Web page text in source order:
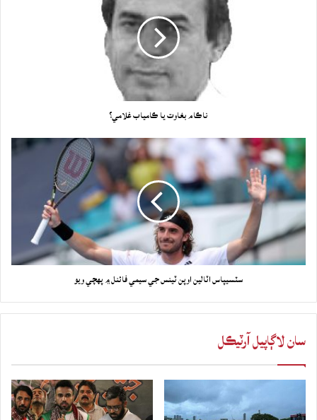
ناڪام بغاوت يا ڪامياب غلامي؟
سٽسيپاس اٽالين اوپن ٽينس جي سيمي فائنل ۾ پهچي ويو
سان لاڳاپيل آرٽيڪل